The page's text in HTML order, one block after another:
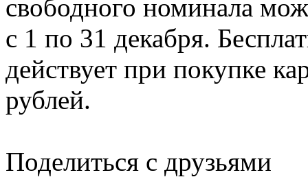
свободного номинала
с 1 по 31 декабря.
действует при покупке
рублей.
Поделиться с друзьями